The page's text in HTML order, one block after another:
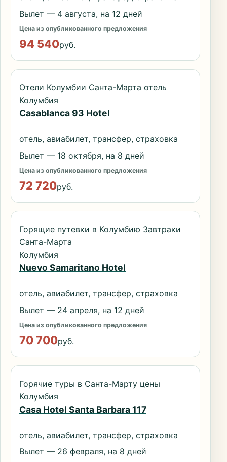
Вылет — 4 августа, на 12 дней
Цена из опубликованного предложения
94 540руб.
Отели Колумбии Санта-Марта отель
Колумбия
Casablanca 93 Hotel
отель, авиабилет, трансфер, страховка
Вылет — 18 октября, на 8 дней
Цена из опубликованного предложения
72 720руб.
Горящие путевки в Колумбию Завтраки
Санта-Марта
Колумбия
Nuevo Samaritano Hotel
отель, авиабилет, трансфер, страховка
Вылет — 24 апреля, на 12 дней
Цена из опубликованного предложения
70 700руб.
Горячие туры в Санта-Марту цены
Колумбия
Casa Hotel Santa Barbara 117
отель, авиабилет, трансфер, страховка
Вылет — 26 февраля, на 8 дней